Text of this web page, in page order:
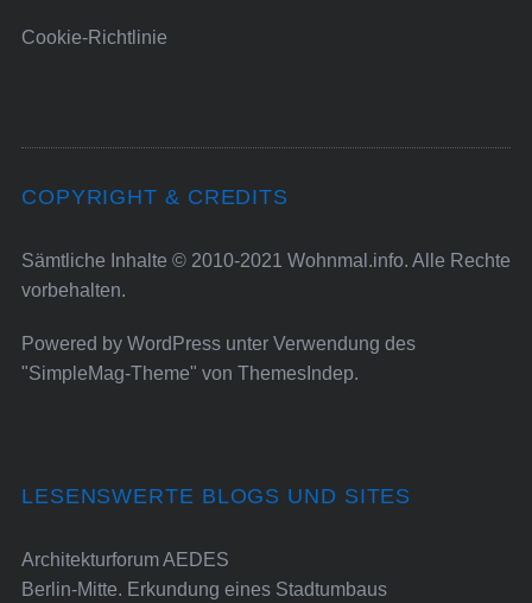
Cookie-Richtlinie
COPYRIGHT & CREDITS
Sämtliche Inhalte © 2010-2021 Wohnmal.info. Alle Rechte
vorbehalten.
Powered by WordPressunter Verwendung des
"SimpleMag-Theme" von ThemesIndep.
LESENSWERTE BLOGS UND SITES
Architekturforum AEDES
Berlin-Mitte. Erkundung eines Stadtumbaus